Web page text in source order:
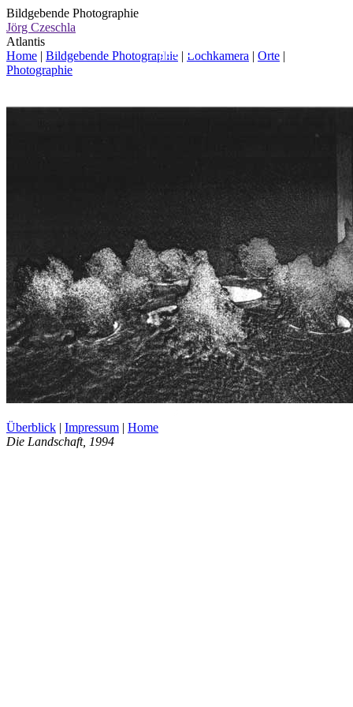
Bildgebende Photographie
Jörg Czeschla
Atlantis
Home | Bildgebende Photographie | Lochkamera | Orte |
Photographie
Überblick | Impressum | Home
Die Landschaft, 1994